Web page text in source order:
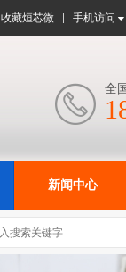
收藏烜芯微 手机访问
 全
新闻中心